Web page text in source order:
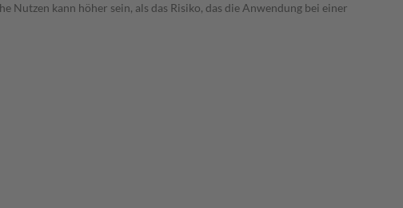
kann höher sein, als das Risiko, das die Anwendung bei einer